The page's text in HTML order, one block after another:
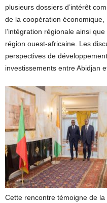
plusieurs dossiers d’intérêt
de la coopération économique,
l’intégration régionale ainsi
région ouest-africaine. Les
perspectives de
investissements entre Abidjan
Cette rencontre témoigne de